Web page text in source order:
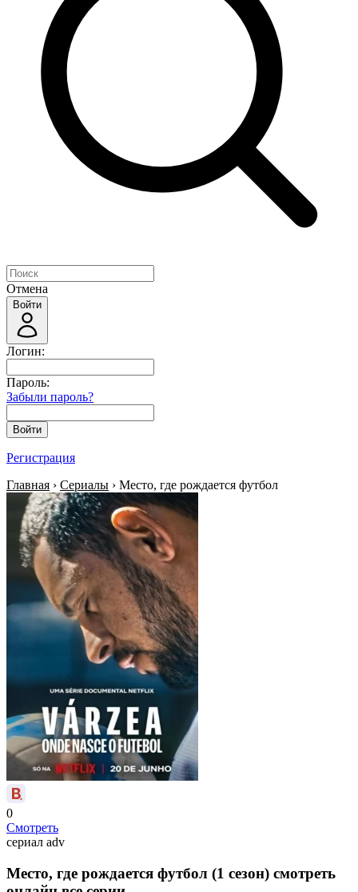
Отмена
Войти
Логин:
Пароль:
Забыли пароль?
Войти
Регистрация
Главная › Сериалы › Место, где рождается футбол
0
Смотреть
сериал adv
Место, где рождается футбол (1 сезон) смотреть